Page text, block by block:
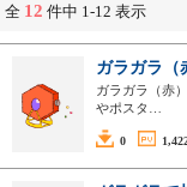
全 12 件中 1-12 表示
ガラガラ（
ガラガラ（赤
やポスタ…
0